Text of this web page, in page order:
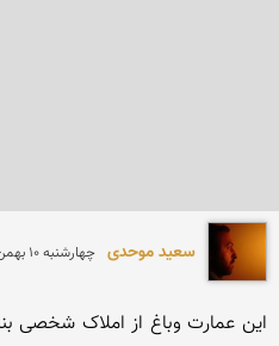
سعید موحدی چهارشنبه 10 بهمن 1386 | 19 سال پیش